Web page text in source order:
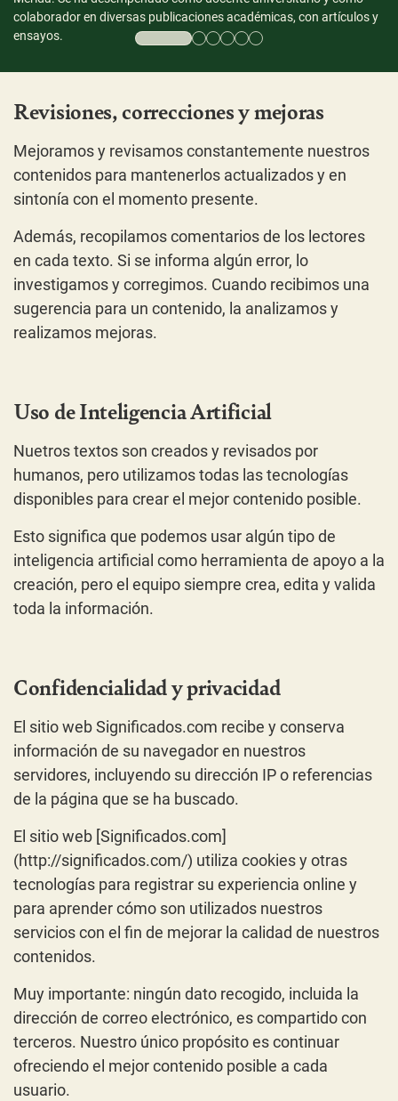
colaborador en diversas publicaciones académicas, con artículos y
ensayos.
Revisiones, correcciones y mejoras
Mejoramos y revisamos constantemente nuestros
contenidos para mantenerlos actualizados y en
sintonía con el momento presente.
Además, recopilamos comentarios de los lectores
en cada texto. Si se informa algún error, lo
investigamos y corregimos. Cuando recibimos una
sugerencia para un contenido, la analizamos y
realizamos mejoras.
Uso de Inteligencia Artificial
Nuetros textos son creados y revisados por
humanos, pero utilizamos todas las tecnologías
disponibles para crear el mejor contenido posible.
Esto significa que podemos usar algún tipo de
inteligencia artificial como herramienta de apoyo a la
creación, pero el equipo siempre crea, edita y valida
toda la información.
Confidencialidad y privacidad
El sitio web Significados.com recibe y conserva
información de su navegador en nuestros
servidores, incluyendo su dirección IP o referencias
de la página que se ha buscado.
El sitio web [Significados.com]
(http://significados.com/) utiliza cookies y otras
tecnologías para registrar su experiencia online y
para aprender cómo son utilizados nuestros
servicios con el fin de mejorar la calidad de nuestros
contenidos.
Muy importante: ningún dato recogido, incluida la
dirección de correo electrónico, es compartido con
terceros. Nuestro único propósito es continuar
ofreciendo el mejor contenido posible a cada
usuario.